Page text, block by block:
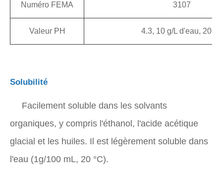
Numéro FEMA 3107
Valeur PH 4.3, 10 g/L d'eau, 20 °C
Solubilité
Facilement soluble dans les solvants
organiques, y compris l'éthanol, l'acide acétique
glacial et les huiles. Il est légèrement soluble dans
l'eau (1g/100 mL, 20 °C).